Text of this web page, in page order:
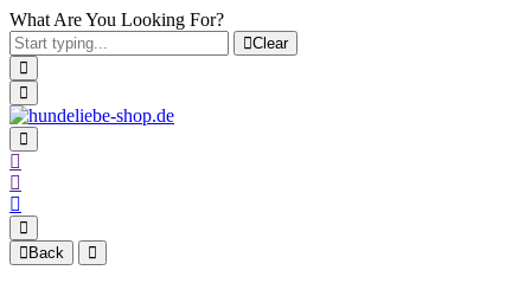
What Are You Looking For?
Clear
Back